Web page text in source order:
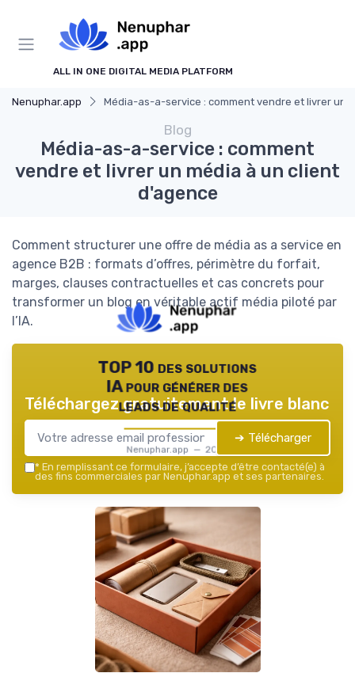
ALL IN ONE DIGITAL MEDIA PLATFORM
Nenuphar.app Média-as-a-service : comment vendre et livrer un
Blog
Média-as-a-service : comment
vendre et livrer un média à un client
d'agence
Comment structurer une offre de média as a service en
agence B2B : formats d’offres, périmètre du forfait,
marges, clauses contractuelles et cas concrets pour
transformer un blog en véritable actif média piloté par
l’IA.
TOP 10 des solutions
IA pour générer des
leads de qualité
Nenuphar.app — 2026
Téléchargez gratuitement le livre blanc
➔ Télécharger
* En remplissant ce formulaire, j’accepte d’être contacté(e) à
des fins commerciales par Nenuphar.app et ses partenaires.